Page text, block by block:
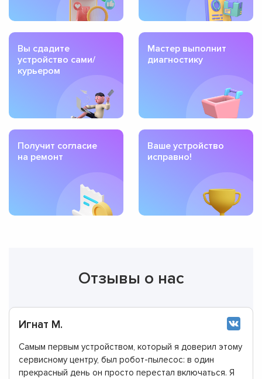
Вы сдадите
устройство сами/
курьером
Мастер выполнит
диагностику
Получит согласие
на ремонт
Ваше устройство
исправно!
Отзывы о нас
Игнат М.
Самым первым устройством, который я доверил этому
сервисному центру, был робот-пылесос: в один
прекрасный день он просто перестал включаться. Я